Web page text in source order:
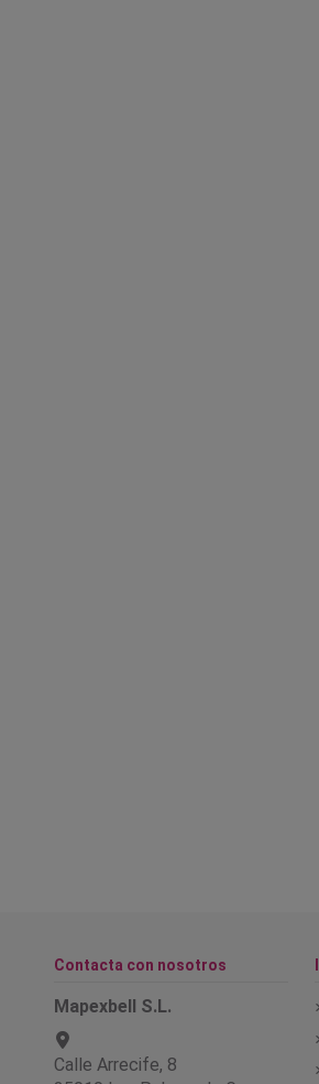
Contacta con nosotros
Mapexbell S.L.
Calle Arrecife, 8